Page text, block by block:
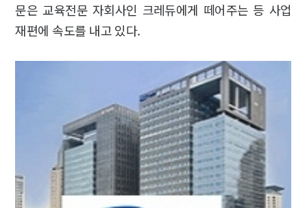
문은 교육전문 자회사인 크레듀에게 떼어주는 등 사업
재편에 속도를 내고 있다.